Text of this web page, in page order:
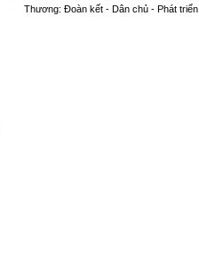
Thương: Đoàn kết - Dân chủ - Phát triển